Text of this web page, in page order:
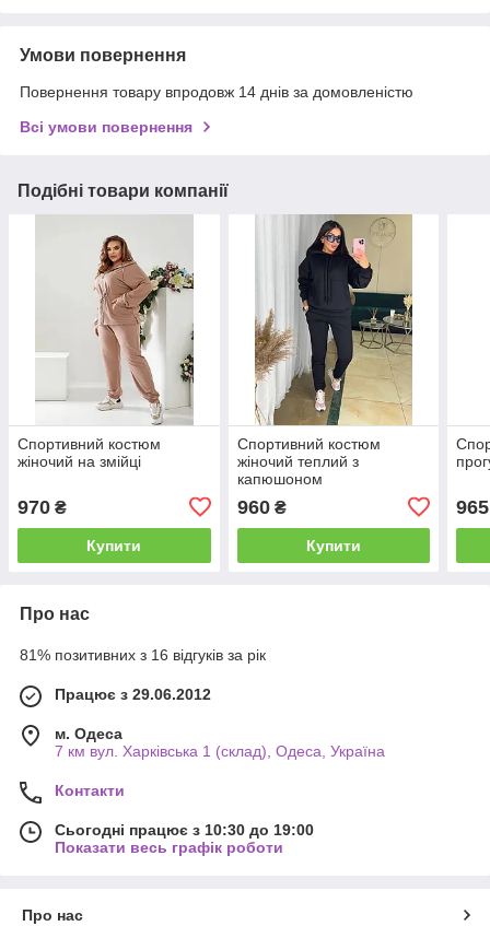
Умови повернення
Повернення товару впродовж 14 днів за домовленістю
Всі умови повернення
Подібні товари компанії
Спортивний костюм
жіночий на змійці
970 ₴
Купити
Спортивний костюм
жіночий теплий з
капюшоном
960₴
Купити
965
Про нас
81% позитивних з 16 відгуків за рік
Працює з 29.06.2012
м. Одеса
7 км вул. Харківська 1 (склад), Одеса, Україна
Контакти
Сьогодні працює з 10:30 до 19:00
Показати весь графік роботи
Про нас